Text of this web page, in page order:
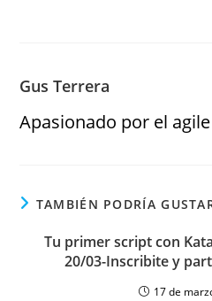
Gus Terrera
Apasionado por el
TAMBIÉN PODRÍA
Tu primer script con
20/03-Inscribite y
17 de